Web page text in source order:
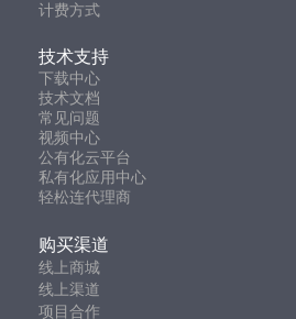
计费方式
技术支持
下载中心
技术文档
常见问题
视频中心
公有化云平台
私有化应用中心
轻松连代理商
购买渠道
线上商城
线上渠道
项目合作